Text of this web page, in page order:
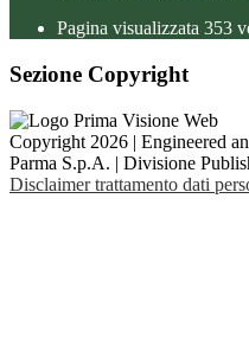
Pagina visualizzata 353
Sezione Copyright
Copyright 2026 | Engineered
Parma S.p.A. | Divisione
Disclaimer trattamento dati